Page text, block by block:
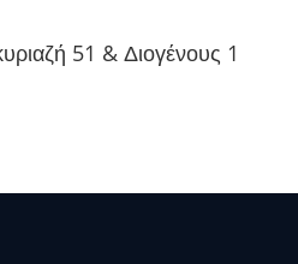
51 & Διογένους 1